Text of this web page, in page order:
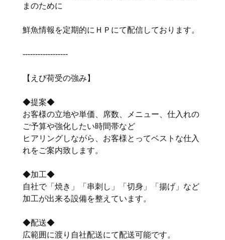
まのために
鮮魚情報を定期的にＨＰにて配信しております。
‐‐‐‐‐‐‐‐‐‐‐‐‐‐‐‐‐‐
【えび荷受の強み】
◆提案◆
お客様の立地や単価、席数、メニュー、仕入れの
ご予算や強化したい時間帯など
ヒアリングしながら、お客様とってベストな仕入
れをご案内致します。
◆加工◆
自社で「焼き」「串刺し」「切身」「揚げ」など
加工が出来る設備を整えています。
◆配送◆
広範囲に渡り自社配送にて配送可能です。